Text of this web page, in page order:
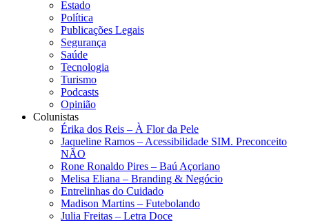
Estado
Política
Publicações Legais
Segurança
Saúde
Tecnologia
Turismo
Podcasts
Opinião
Colunistas
Érika dos Reis​ – À Flor da Pele
Jaqueline Ramos – Acessibilidade SIM. Preconceito
NÃO
Rone Ronaldo Pires – Baú Açoriano
Melisa Eliana – Branding & Negócio
Entrelinhas do Cuidado
Madison Martins – Futebolando
Julia Freitas​ – Letra Doce